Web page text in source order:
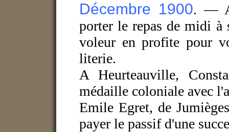
Décembre 1900. — A
porter le repas de midi à
voleur en profite pour
literie.
A Heurteauville,
médaille coloniale avec
Emile Egret, de
payer le passif d'une